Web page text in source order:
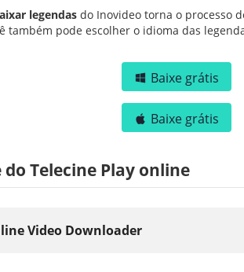
legendas do Inovideo torna o processo
também pode escolher o idioma das
Baixe grátis
Baixe grátis
Telecine Play online
Video Downloader